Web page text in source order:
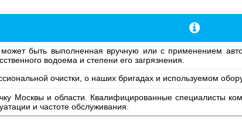
водоема и степени его загрязнения.
очистки, о наших бригадах и используемом
Москвы и области. Квалифицированные специалисты
и частоте обслуживания.